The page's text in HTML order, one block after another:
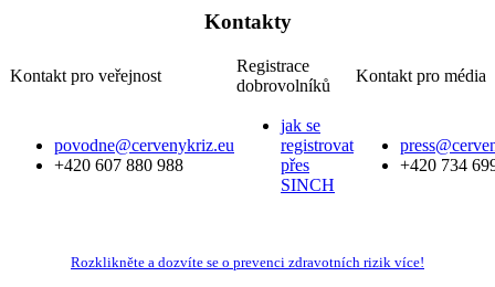
Kontakty
Kontakt pro veřejnost
Registrace
dobrovolníků
Kontakt pro média
povodne@cervenykriz.eu
+420 607 880 988
jak se
registrovat
přes
SINCH
+420 734
Rozklikněte a dozvíte se o prevenci zdravotních rizik více!